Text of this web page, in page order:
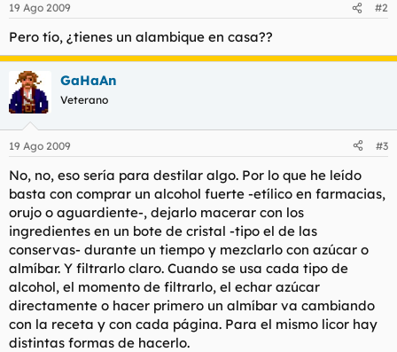
19 Ago 2009 #2
Pero tío, ¿tienes un alambique en casa??
GaHaAn
Veterano
19 Ago 2009 #3
No, no, eso sería para destilar algo. Por lo que he leído
basta con comprar un alcohol fuerte -etílico en farmacias,
orujo o aguardiente-, dejarlo macerar con los
ingredientes en un bote de cristal -tipo el de las
conservas- durante un tiempo y mezclarlo con azúcar o
almíbar. Y filtrarlo claro. Cuando se usa cada tipo de
alcohol, el momento de filtrarlo, el echar azúcar
directamente o hacer primero un almíbar va cambiando
con la receta y con cada página. Para el mismo licor hay
distintas formas de hacerlo.